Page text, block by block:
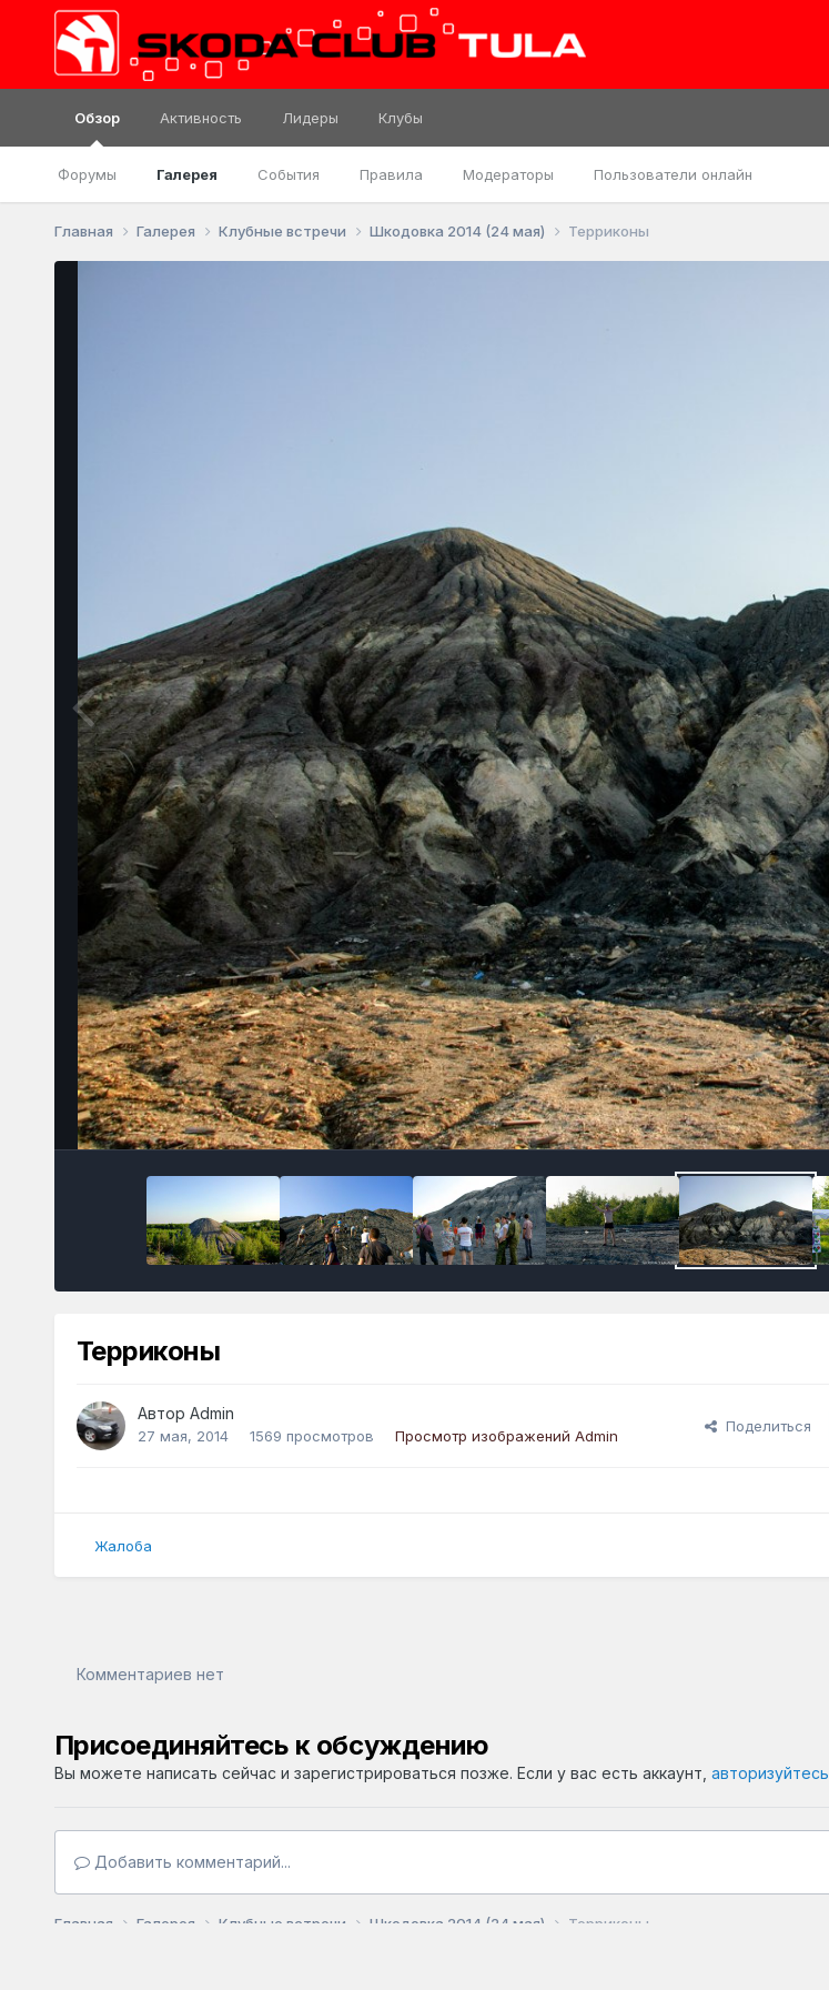
Обзор
Форумы Галерея События Правила Модераторы Пользователи онлайн
Активность Лидеры Клубы
Главная Галерея Клубные встречи Шкодовка 2014 (24 мая) Терриконы
Терриконы
Автор Admin
27 мая, 2014 1569 просмотров Просмотр изображений Admin
Поделиться
Жалоба
Комментариев нет
Присоединяйтесь к обсуждению
Вы можете написать сейчас и зарегистрироваться позже. Если у вас есть аккаунт, авторизуйтесь
Добавить комментарий...
Главная Галерея Клубные встречи Шкодовка 2014 (24 мая) Терриконы